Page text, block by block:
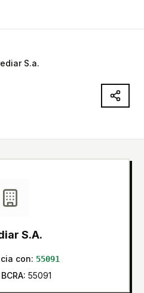
S.a.
S.A.
con: 55091
55091